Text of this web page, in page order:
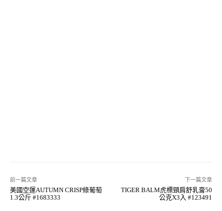
前一篇文章
美國空運AUTUMN CRISP綠葡萄
1.3公斤 #1683333
下一篇文章
TIGER BALM虎標頸肩舒乳膏50
公克X3入 #123491